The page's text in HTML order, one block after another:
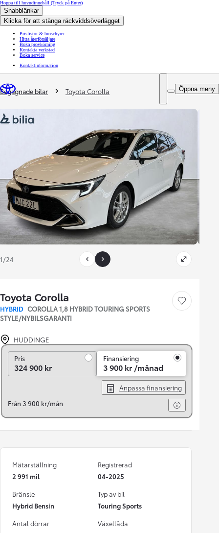
Hoppa till huvudinnehåll (Tryck på Enter)
Snabblänkar
Klicka för att stänga räckviddsöverlägget
Prislistor & broschyrer
Hitta återförsäljare
Boka provkörning
Kontakta verkstad
Boka service
Kontaktinformation
Öppna meny
You are here
Begagnade bilar Toyota Corolla
1/24
Toyota Corolla
HYBRID COROLLA 1,8 HYBRID TOURING SPORTS
STYLE/NYBILSGARANTI
Save car
HUDDINGE
PrisPris
324 900 kr
Finansiering
3 900 kr /månad
Anpassa finansiering
Från 3 900 kr/mån
Mätarställning
2 991 mil
Registrerad
04-2025
Bränsle
Hybrid Bensin
Typ av bil
Touring Sports
Antal dörrar
Växellåda